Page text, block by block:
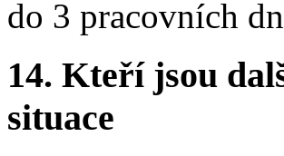
do 3 pracovních
14. Kteří jsou
situace